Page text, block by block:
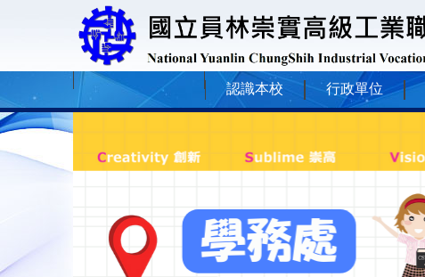
認識本校 行政單位